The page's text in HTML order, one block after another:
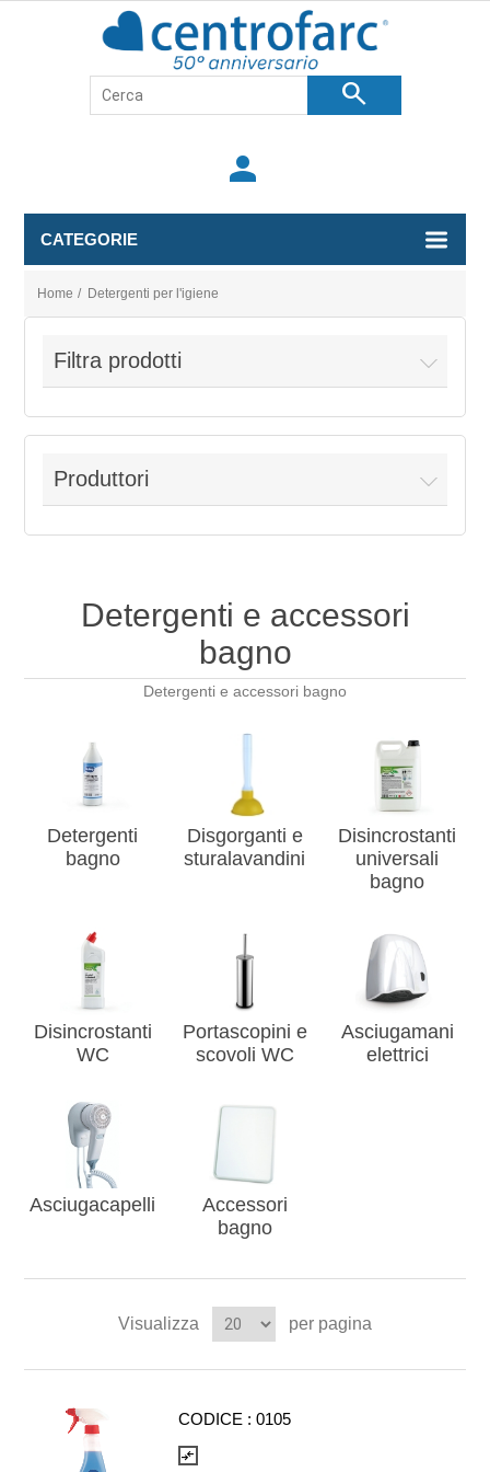
search
person
CATEGORIE
Home / Detergenti per l'igiene
Filtra prodotti
Produttori
Detergenti e accessori
bagno
Detergenti e accessori bagno
Detergenti
bagno
Disgorganti e
sturalavandini
Disincrostanti
universali
bagno
Disincrostanti
WC
Portascopini e
scovoli WC
Asciugamani
elettrici
Asciugacapelli
Accessori
bagno
Visualizza per pagina
CODICE :0105
compare_arrows